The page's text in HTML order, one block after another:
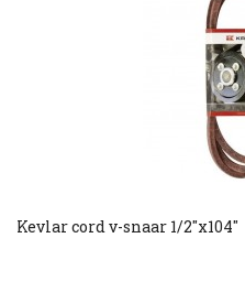
Kevlar cord v-snaar 1/2"x104"